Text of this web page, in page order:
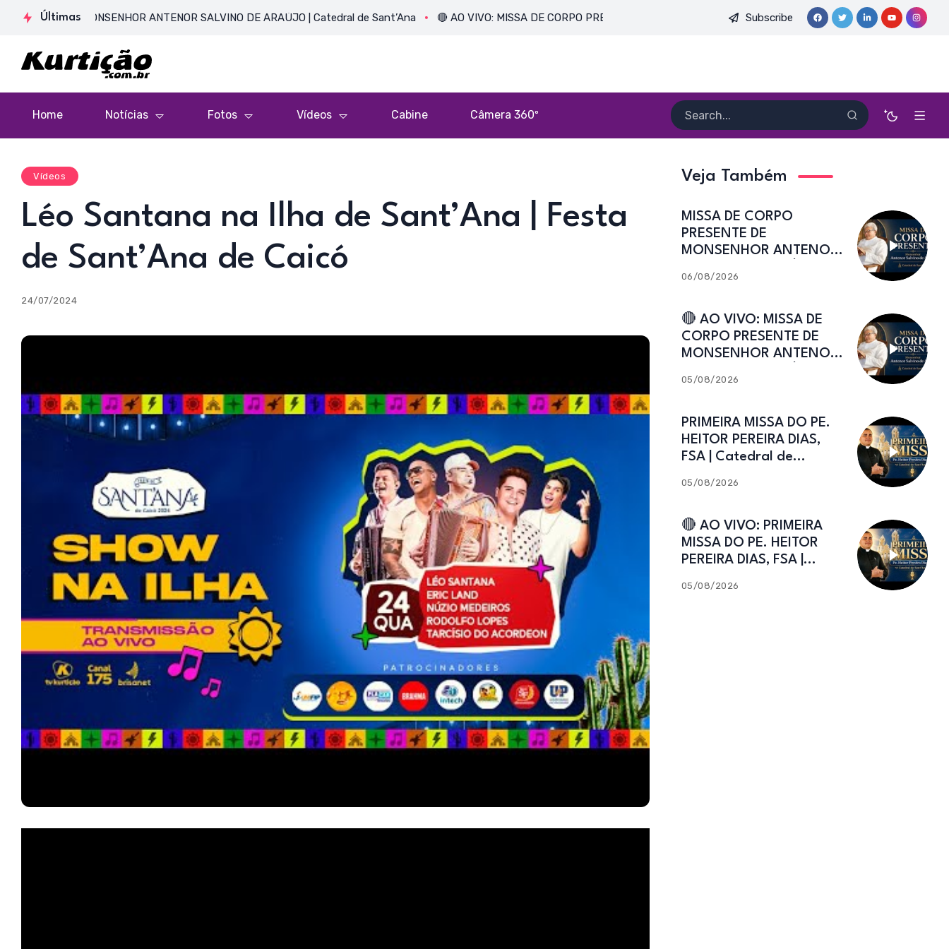
Últimas
DE MONSENHOR ANTENOR SALVINO DE ARAÚJO | Catedral de Sant’Ana 🔴 AO VIVO: MISSA DE CORPO PRESENTE DE MONSENHOR ANTENOR SALVINO DE ARAÚJO | Catedral de
Subscribe
Home Notícias Fotos Vídeos Cabine Câmera 360º
Vídeos
Léo Santana na Ilha de Sant’Ana | Festa
de Sant’Ana de Caicó
24/07/2024
Veja Também
MISSA DE CORPO
PRESENTE DE
MONSENHOR ANTENOR
Catedral de Sant’Ana
06/08/2026
🔴 AO VIVO: MISSA DE
CORPO PRESENTE DE
MONSENHOR ANTENOR
Catedral de Sant’Ana
05/08/2026
PRIMEIRA MISSA DO PE.
HEITOR PEREIRA DIAS,
FSA | Catedral de
05/08/2026
🔴 AO VIVO: PRIMEIRA
MISSA DO PE. HEITOR
PEREIRA DIAS, FSA |
Caicó-RN
05/08/2026